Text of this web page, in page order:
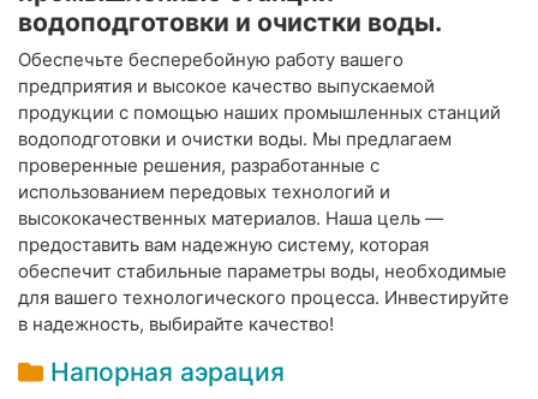
водоподготовки и очистки воды.
Обеспечьте бесперебойную работу вашего
предприятия и высокое качество выпускаемой
продукции с помощью наших промышленных станций
водоподготовки и очистки воды. Мы предлагаем
проверенные решения, разработанные с
использованием передовых технологий и
высококачественных материалов. Наша цель —
предоставить вам надежную систему, которая
обеспечит стабильные параметры воды, необходимые
для вашего технологического процесса. Инвестируйте
в надежность, выбирайте качество!
Напорная аэрация